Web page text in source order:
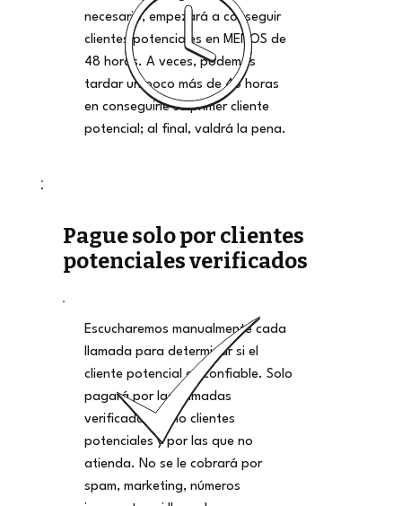
necesario, empezará a conseguir
clientes potenciales en MENOS de
48 horas. A veces, podemos
tardar un poco más de 48 horas
en conseguirle su primer cliente
potencial; al final, valdrá la pena.
Pague solo por clientes
potenciales verificados
Escucharemos manualmente cada
llamada para determinar si el
cliente potencial es confiable. Solo
pagará por las llamadas
verificadas como clientes
potenciales y por las que no
atienda. No se le cobrará por
spam, marketing, números